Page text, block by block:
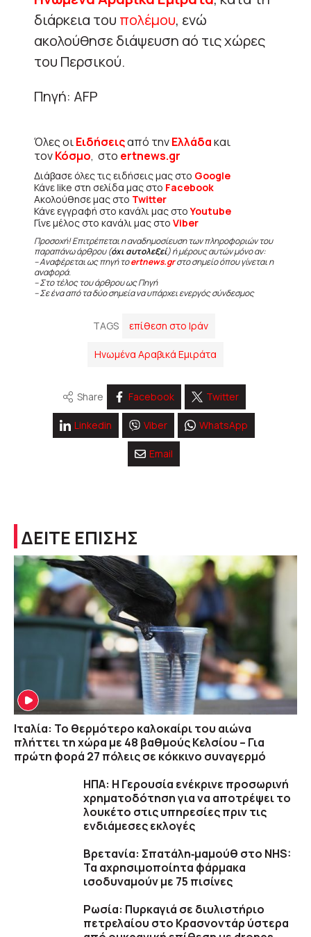
διάρκεια του πολέμου, ενώ
ακολούθησε διάψευση αό τις χώρες
του Περσικού.
Πηγή: AFP
Όλες οιΕιδήσειςαπό τηνΕλλάδακαι
τονΚόσμο, στο ertnews.gr
Διάβασε όλες τις ειδήσεις μας στο Google
Κάνε like στη σελίδα μας στο Facebook
Ακολούθησε μας στο Twitter
Κάνε εγγραφή στο κανάλι μας στοYoutube
Γίνε μέλος στο κανάλι μας στο Viber
Προσοχή! Επιτρέπεται η αναδημοσίευση των πληροφοριών του
παραπάνω άρθρου (όχι αυτολεξεί) ή μέρους αυτών μόνο αν:
– Αναφέρεται ως πηγή τοertnews.grστο σημείο όπου γίνεται η
αναφορά.
– Στο τέλος του άρθρου ως Πηγή
– Σε ένα από τα δύο σημεία να υπάρχει ενεργός σύνδεσμος
TAGS επίθεση στο Ιράν
Ηνωμένα Αραβικά Εμιράτα
Share Facebook Twitter
Linkedin Viber WhatsApp
Email
ΔΕΙΤΕ ΕΠΙΣΗΣ
Ιταλία: Το θερμότερο καλοκαίρι του αιώνα
πλήττει τη χώρα με 48 βαθμούς Κελσίου – Για
πρώτη φορά 27 πόλεις σε κόκκινο συναγερμό
ΗΠΑ: Η Γερουσία ενέκρινε προσωρινή
χρηματοδότηση για να αποτρέψει το
λουκέτο στις υπηρεσίες πριν τις
ενδιάμεσες εκλογές
Βρετανία: Σπατάλη‑μαμούθ στο NHS:
Τα αχρησιμοποίητα φάρμακα
ισοδυναμούν με 75 πισίνες
Ρωσία: Πυρκαγιά σε διυλιστήριο
πετρελαίου στο Κρασνοντάρ ύστερα